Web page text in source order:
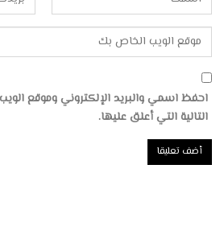
احفظ اسمي والبريد الإلكتروني وموقع
التالية التي أعلق عليها.